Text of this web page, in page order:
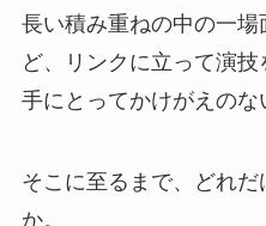
長い積み重ねの中の一
ど、リンクに立って演
手にとってかけがえのな
そこに至るまで、どれ
か。